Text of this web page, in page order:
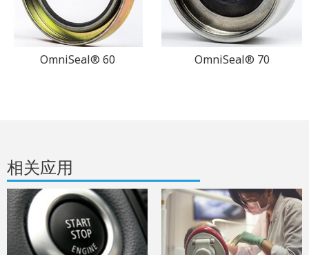
OmniSeal® 60 OmniSeal® 70
相关应用